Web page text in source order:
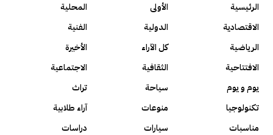
الرئيسية الأولى
المحلية
الاقتصادية
الدولية
الفنية
الرياضية
كل الآراء
الأخيرة
الافتتاحية
الثقافية
الاجتماعية
يوم و يوم
سياحة
تراث
تكنولوجيا
منوعات
آراء طلابية
مناسبات
سيارات
دراسات